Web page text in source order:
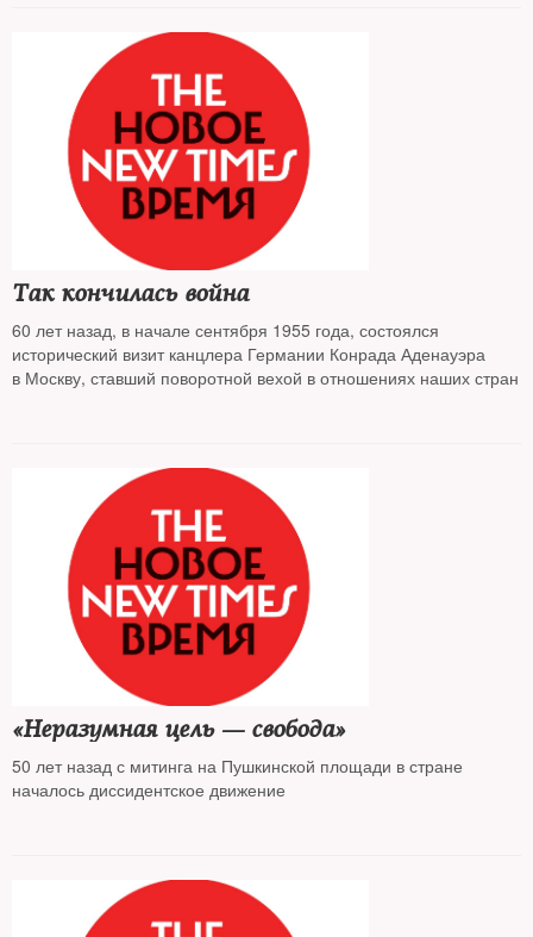
Так кончилась война
60 лет назад, в начале сентября 1955 года, состоялся
исторический визит канцлера Германии Конрада Аденауэра
в Москву, ставший поворотной вехой в отношениях наших стран
«Неразумная цель — свобода»
50 лет назад с митинга на Пушкинской площади в стране
началось диссидентское движение